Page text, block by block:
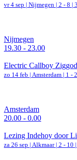
vr 4 sep | Nijmegen | 2 - 8 |
Nijmegen
19.30 - 23.00
Electric Callboy
zo 14 feb | Amsterdam | 1 -
Amsterdam
20.00 - 0.00
Lezing Indehoy door
za 26 sep | Alkmaar | 2 - 10